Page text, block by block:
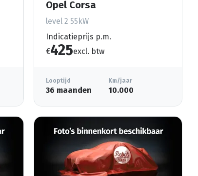
Opel Corsa
level 2 55kW
Indicatieprijs p.m.
€425excl. btw
Looptijd
36 maanden
Km/jaar
10.000